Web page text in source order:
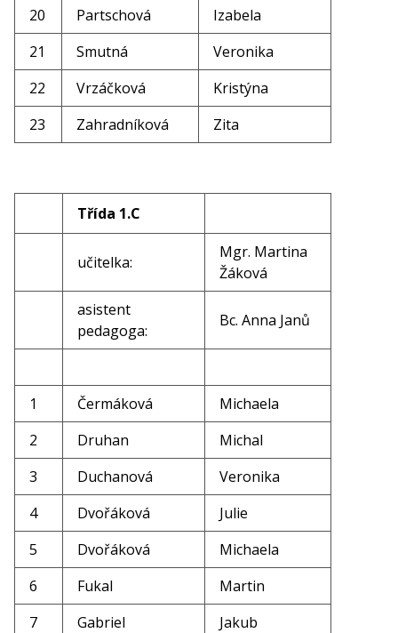
20 Partschová
Izabela
21
Smutná
Veronika
22
Vrzáčková
Kristýna
23
Zahradníková Zita
Třída 1.C
učitelka:
Mgr. Martina
Žáková
asistent
pedagoga:
Bc. Anna Janů
1 Čermáková
Michaela
2
Druhan
Michal
3
Duchanová
Veronika
4
Dvořáková
Julie
5
Dvořáková
Michaela
6
Fukal
Martin
7
Gabriel
Jakub